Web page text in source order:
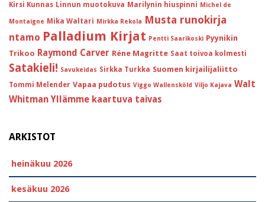
Kirsi Kunnas Linnun muotokuva Marilynin hiuspinni Michel de
Montaigne Mika Waltari Mirkka Rekola Musta runokirja
ntamo Palladium Kirjat Pentti Saarikoski Pyynikin
Trikoo Raymond Carver Réne Magritte Saat toivoa kolmesti
Satakieli! Savukeidas Sirkka Turkka Suomen kirjailijaliitto
Tommi Melender Vapaa pudotus Viggo Wallensköld Viljo Kajava Walt
Whitman Yllämme kaartuva taivas
ARKISTOT
heinäkuu 2026
kesäkuu 2026